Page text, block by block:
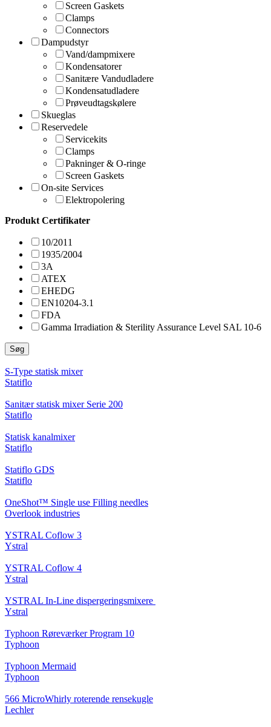
Screen Gaskets
Clamps
Connectors
Dampudstyr
Vand/dampmixere
Kondensatorer
Sanitære Vandudladere
Kondensatudladere
Prøveudtagskølere
Skueglas
Reservedele
Servicekits
Clamps
Pakninger & O-ringe
Screen Gaskets
On-site Services
Elektropolering
Produkt Certifikater
10/2011
1935/2004
3A
ATEX
EHEDG
EN10204-3.1
FDA
Gamma Irradiation & Sterility Assurance Level SAL 10-6
Søg
S-Type statisk mixer
Statiflo
Sanitær statisk mixer Serie 200
Statiflo
Statisk kanalmixer
Statiflo
Statiflo GDS
Statiflo
OneShot™ Single use Filling needles
Overlook industries
YSTRAL Coflow 3
Ystral
YSTRAL Coflow 4
Ystral
YSTRAL In-Line dispergeringsmixere ‍‍
Ystral
Typhoon Røreværker Program 10
Typhoon
Typhoon Mermaid
Typhoon
566 MicroWhirly roterende rensekugle
Lechler